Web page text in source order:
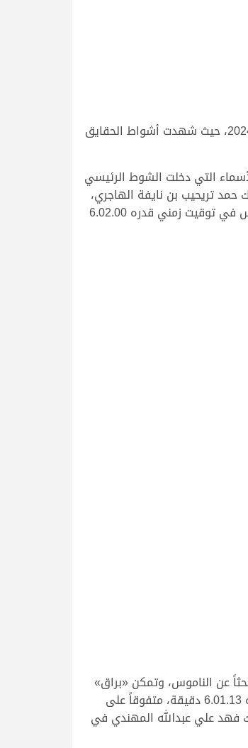
وسط أجواء رائعة بميدان التحدي تواصلت منافسات السباق المحلي الثامن، لليوم الثاني على التوالي، صباح اليوم الأحد 24 مارس 2024، حيث شهدت أشواط الحقايق
التي دخلت الشوط الرئيسي
حمد تريحيب بن نايفة الهاجري،
واحتار الناموس بين الاسمين الكبيرين، حتى تمكنت «ملوح» من فض الاشتباك لمصلحتها في الثواني الأخيرة محققة الفوز والناموس في توقيت زمني قدره 6.02.00
عن الناموس، وتمكن «براق»
ملك جابر سالم جابر الجربوعي المري من حسم ناموس أقوى أشواط القعدان، محققاً التوقيت الأفضل في منافسات اليوم بزمن قدره 6.01.13 دقيقة، متفوقاً على
6.03.11 دقيقة، فيما جاء «السليمي» ملك فهد علي عبدالله المهندي في